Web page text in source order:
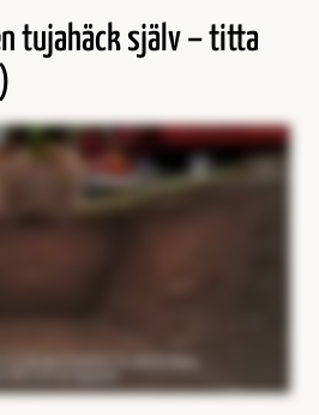
tujahäck själv – titta